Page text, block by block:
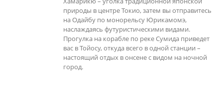
природы в центре Токио, затем вы отправитесь
на Одайбу по монорельсу Юрикамомэ,
наслаждаясь футуристическими видами.
Прогулка на корабле по реке Сумида приведет
вас в Тойосу, откуда всего в одной станции –
настоящий отдых в онсене с видом на ночной
город.